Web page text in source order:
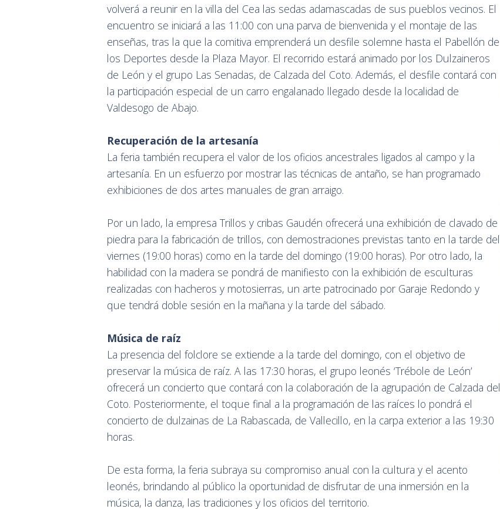
volverá a reunir en la villa del Cea las sedas adamascadas de sus pueblos vecinos. El
encuentro se iniciará a las 11:00 con una parva de bienvenida y el montaje de las
enseñas, tras la que la comitiva emprenderá un desfile solemne hasta el Pabellón de
los Deportes desde la Plaza Mayor. El recorrido estará animado por los Dulzaineros
de León y el grupo Las Senadas, de Calzada del Coto. Además, el desfile contará con
la participación especial de un carro engalanado llegado desde la localidad de
Valdesogo de Abajo.
Recuperación de la artesanía
La feria también recupera el valor de los oficios ancestrales ligados al campo y la
artesanía. En un esfuerzo por mostrar las técnicas de antaño, se han programado
exhibiciones de dos artes manuales de gran arraigo.
Por un lado, la empresa Trillos y cribas Gaudén ofrecerá una exhibición de clavado de
piedra para la fabricación de trillos, con demostraciones previstas tanto en la tarde del
viernes (19:00 horas) como en la tarde del domingo (19:00 horas). Por otro lado, la
habilidad con la madera se pondrá de manifiesto con la exhibición de esculturas
realizadas con hacheros y motosierras, un arte patrocinado por Garaje Redondo y
que tendrá doble sesión en la mañana y la tarde del sábado.
Música de raíz
La presencia del folclore se extiende a la tarde del domingo, con el objetivo de
preservar la música de raíz. A las 17:30 horas, el grupo leonés ‘Trébole de León’
ofrecerá un concierto que contará con la colaboración de la agrupación de Calzada del
Coto. Posteriormente, el toque final a la programación de las raíces lo pondrá el
concierto de dulzainas de La Rabascada, de Vallecillo, en la carpa exterior a las 19:30
horas.
De esta forma, la feria subraya su compromiso anual con la cultura y el acento
leonés, brindando al público la oportunidad de disfrutar de una inmersión en la
música, la danza, las tradiciones y los oficios del territorio.